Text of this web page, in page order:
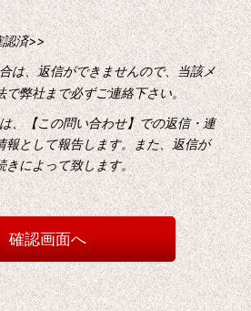
認済>>
は、返信ができませんので、当該メ
で弊社まで必ずご連絡下さい。
、【この問い合わせ】での返信・連
報として報告します。また、返信が
きによって致します。
確認画面へ